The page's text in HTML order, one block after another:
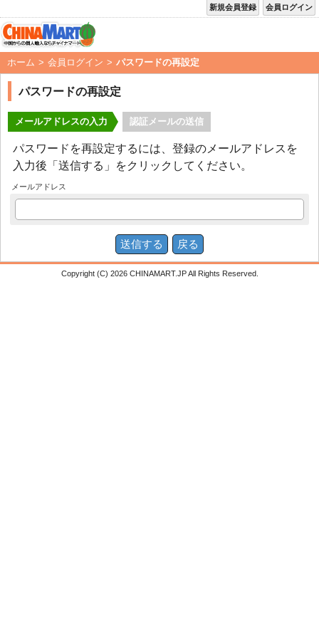
会員ログイン
新規会員登録
ホーム > 会員ログイン > パスワードの再設定
パスワードの再設定
メールアドレスの入力 認証メールの送信
パスワードを再設定するには、登録のメールアドレスを
入力後「送信する」をクリックしてください。
メールアドレス
Copyright (C) 2026 CHINAMART.JP All Rights Reserved.